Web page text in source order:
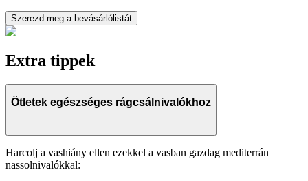
Szerezd meg a bevásárlólistát
Extra tippek
Ötletek egészséges rágcsálnivalókhoz
Harcolj a vashiány ellen ezekkel a vasban gazdag mediterrán
nassolnivalókkal: